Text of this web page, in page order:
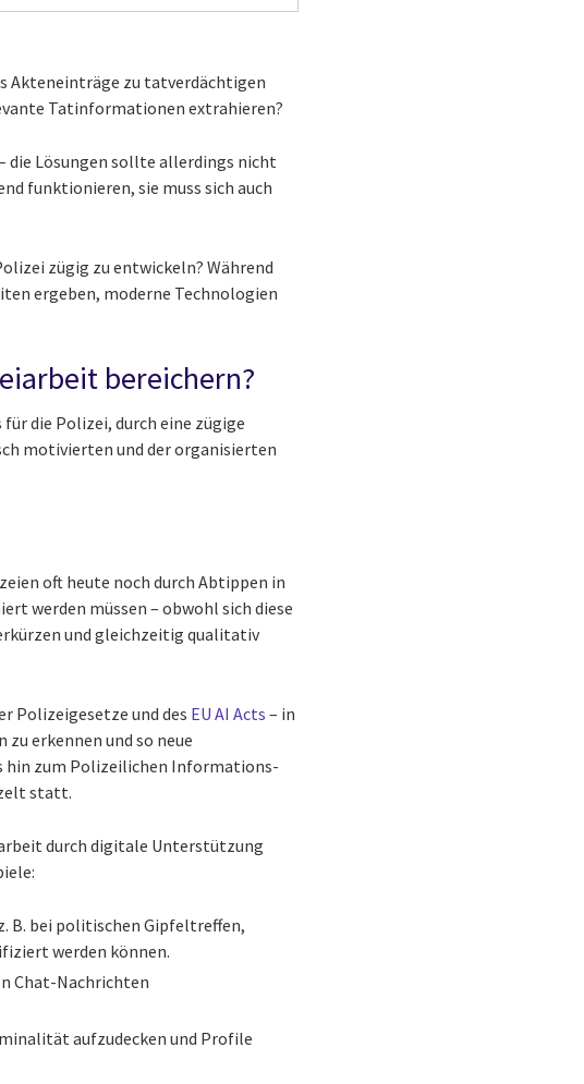
Akteneinträge zu tatverdächtigen
Tatinformationen extrahieren?
die Lösungen sollte allerdings nicht
funktionieren, sie muss sich auch
zügig zu entwickeln? Während
ergeben, moderne Technologien
bereichern?
die Polizei, durch eine zügige
motivierten und der organisierten
oft heute noch durch Abtippen in
werden müssen – obwohl sich diese
und gleichzeitig qualitativ
Polizeigesetze und des EU AI Acts – in
erkennen und so neue
hin zum Polizeilichen Informations-
statt.
durch digitale Unterstützung
B. bei politischen Gipfeltreffen,
werden können.
Chat-Nachrichten
aufzudecken und Profile